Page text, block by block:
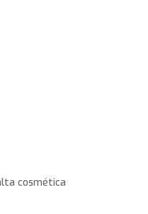
cosmética